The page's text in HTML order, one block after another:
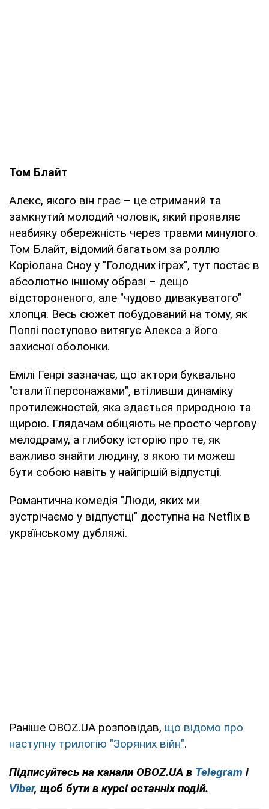
Том Блайт
Алекс, якого він грає – це стриманий та
замкнутий молодий чоловік, який проявляє
неабияку обережність через травми минулого.
Том Блайт, відомий багатьом за роллю
Коріолана Сноу у "Голодних іграх", тут постає в
абсолютно іншому образі – дещо
відстороненого, але "чудово дивакуватого"
хлопця. Весь сюжет побудований на тому, як
Поппі поступово витягує Алекса з його
захисної оболонки.
Емілі Генрі зазначає, що актори буквально
"стали її персонажами", втіливши динаміку
протилежностей, яка здається природною та
щирою. Глядачам обіцяють не просто чергову
мелодраму, а глибоку історію про те, як
важливо знайти людину, з якою ти можеш
бути собою навіть у найгіршій відпустці.
Романтична комедія "Люди, яких ми
зустрічаємо у відпустці" доступна на Netflix в
українському дубляжі.
Раніше OBOZ.UA розповідав, що відомо про
наступну трилогію "Зоряних війн".
Підписуйтесь на канали OBOZ.UA в Telegram і
Viber, щоб бути в курсі останніх подій.